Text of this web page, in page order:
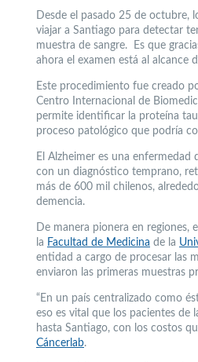
Desde el pasado 25 de octubre,
viajar a Santiago para detectar
muestra de sangre. Es que
ahora el examen está al alcance
Este procedimiento fue creado
Centro Internacional de
permite identificar la proteína
proceso patológico que podría
El Alzheimer es una
con un diagnóstico temprano,
más de 600 mil chilenos,
demencia.
De manera pionera en regiones, el
la Facultad de Medicina de la
entidad a cargo de procesar las
enviaron las primeras muestras
“En un país centralizado como
eso es vital que los pacientes de
hasta Santiago, con los costos
Cáncerlab.